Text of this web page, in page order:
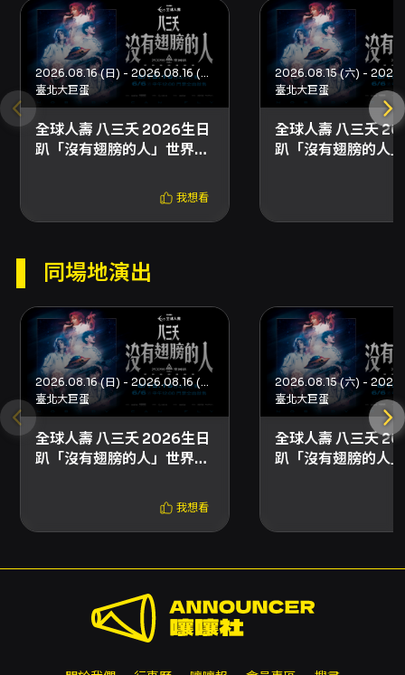
位。 - 退票期限與手續費：採方案二，購票後 3
日內（不含購票日）可申請退票，超過期限不受
理。退票酌收票面金額 5% 手續費。未取票與已
取票退票流程不同，請依 KKTIX 指示辦理。 - 身
心障礙票券：僅能於 KKTIX 網站購買，購票前務
必完成身心障礙者身份認證；輪椅席與非輪椅席
各有指定區域，入場時需出示身心障礙證明與身
分證明文件。 - 設備視線影響：票區圖上標示之
意並於購票前評估可接受性。購票完成後不得以
設備設置或視線受影響為由要求退票或換票。 -
筆、煙火或其他危險物品入場。未經主辦單位同
一票、憑票入場；身高110公分以下兒童不得進入
三樓各區；票券視同有價證券，遺失、毀損或無
法辨識則不補發。 - 購票安全提醒：請透過
KKTIX 或全家 FamiPort 等官方通路購票，避免
私下代購或拍賣網站購票，以免票券失真或發生
詐騙與交易糾紛。 - 文化幣（成年禮金）注意：
文化幣僅支援 KKTIX 網站購票，不適用於全家
FamiPort。文化幣不得用於抵扣退票手續費，若
退票會依規定退回成年禮金帳戶相關折抵金額，
開始後發現視線受阻，請於演出開始後 10 分鐘內
向現場工作人員反映；逾期未提出視同無異議，
2026.08.16 (日) - 2026.08.16 (日)
臺北大巨蛋
全球人壽 八三夭 2026生日
趴「沒有翅膀的人」世界巡
我想看
臺北大巨蛋
全球人壽 八三夭
趴「沒有翅膀的人
同場地演出
2026.08.16 (日) - 2026.08.16 (日)
臺北大巨蛋
全球人壽 八三夭 2026生日
趴「沒有翅膀的人」世界巡
我想看
臺北大巨蛋
全球人壽 八三夭
趴「沒有翅膀的人